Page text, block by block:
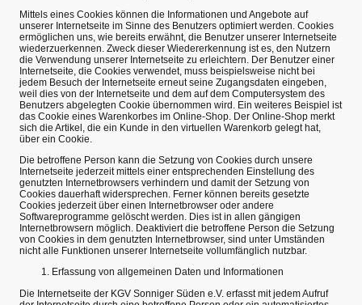
Mittels eines Cookies können die Informationen und Angebote auf
unserer Internetseite im Sinne des Benutzers optimiert werden. Cookies
ermöglichen uns, wie bereits erwähnt, die Benutzer unserer Internetseite
wiederzuerkennen. Zweck dieser Wiedererkennung ist es, den Nutzern
die Verwendung unserer Internetseite zu erleichtern. Der Benutzer einer
Internetseite, die Cookies verwendet, muss beispielsweise nicht bei
jedem Besuch der Internetseite erneut seine Zugangsdaten eingeben,
weil dies von der Internetseite und dem auf dem Computersystem des
Benutzers abgelegten Cookie übernommen wird. Ein weiteres Beispiel ist
das Cookie eines Warenkorbes im Online-Shop. Der Online-Shop merkt
sich die Artikel, die ein Kunde in den virtuellen Warenkorb gelegt hat,
über ein Cookie.
Die betroffene Person kann die Setzung von Cookies durch unsere
Internetseite jederzeit mittels einer entsprechenden Einstellung des
genutzten Internetbrowsers verhindern und damit der Setzung von
Cookies dauerhaft widersprechen. Ferner können bereits gesetzte
Cookies jederzeit über einen Internetbrowser oder andere
Softwareprogramme gelöscht werden. Dies ist in allen gängigen
Internetbrowsern möglich. Deaktiviert die betroffene Person die Setzung
von Cookies in dem genutzten Internetbrowser, sind unter Umständen
nicht alle Funktionen unserer Internetseite vollumfänglich nutzbar.
Erfassung von allgemeinen Daten und Informationen
Die Internetseite der KGV Sonniger Süden e.V. erfasst mit jedem Aufruf